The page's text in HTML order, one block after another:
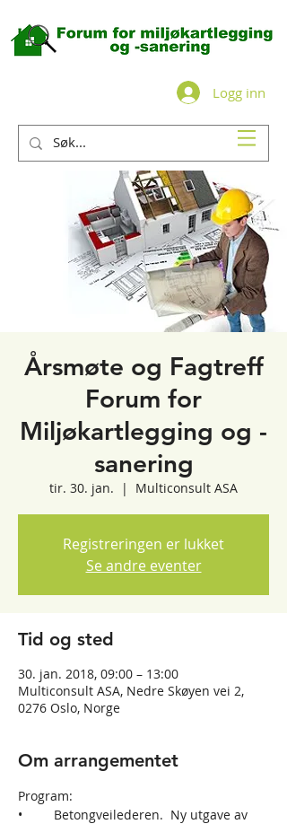
Logg inn
Årsmøte og Fagtreff
Forum for
Miljøkartlegging og -
sanering
tir. 30. jan.
  |
Multiconsult ASA
Registreringen er lukket
Se andre eventer
Tid og sted
30. jan. 2018, 09:00 – 13:00
Multiconsult ASA, Nedre Skøyen vei 2,
0276 Oslo, Norge
Om arrangementet
•	Betongveilederen.  Ny utgave av